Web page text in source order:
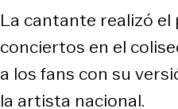
La cantante realizó
conciertos en el
a los fans con su
la artista nacional.